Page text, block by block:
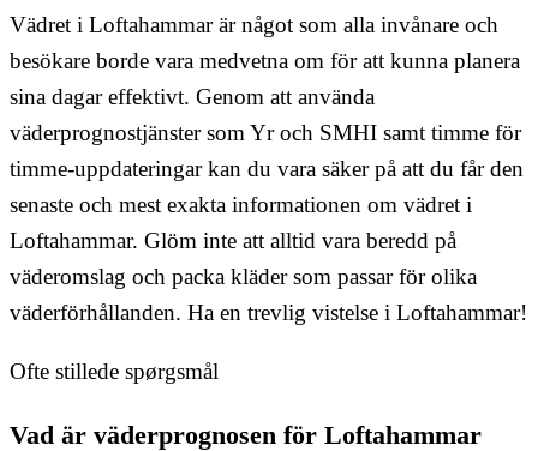
Vädret i Loftahammar är något som alla invånare och
besökare borde vara medvetna om för att kunna planera
sina dagar effektivt. Genom att använda
väderprognostjänster som Yr och SMHI samt timme för
timme-uppdateringar kan du vara säker på att du får den
senaste och mest exakta informationen om vädret i
Loftahammar. Glöm inte att alltid vara beredd på
väderomslag och packa kläder som passar för olika
väderförhållanden. Ha en trevlig vistelse i Loftahammar!
Ofte stillede spørgsmål
Vad är väderprognosen för Loftahammar